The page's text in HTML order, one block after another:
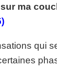
ma
qui